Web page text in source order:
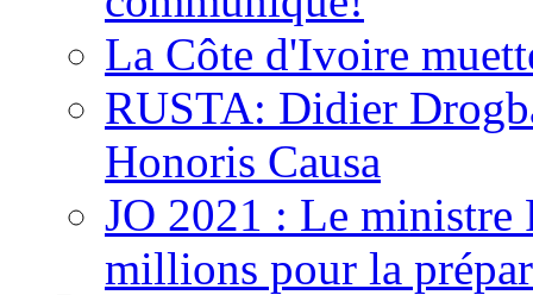
La Côte d'Ivoire
RUSTA: Didier
Honoris Causa
JO 2021 : Le ministre
millions pour la